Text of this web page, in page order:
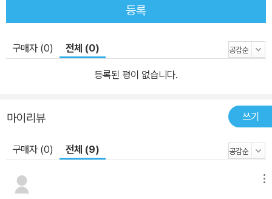
을 적절히 활용했습니다. 그림을 그린 민택기는 원래 사진작가로 이
요리 그림책을 탄생시켰습니다. 비빔밥의 오방색, 그 화려한 색감을
제대로 살리고, 싱싱하게 살아 있어 맛있어 보이는 음식을 그려내기
는 부들부들하고 사랑스러운 아기 곰으로 그려내 아이들에게 친근하
게 다가갈 수 있도록 했습니다. 생기가 넘치는 사진과 따뜻한 그림이
와 오색비빔밥>은 사진과 그림의 멋들어진 결합으로 시각적인 만족
등록
구매자 (0) 전체 (0)
등록된 평이 없습니다.
마이리뷰 쓰기
구매자 (0) 전체 (9)